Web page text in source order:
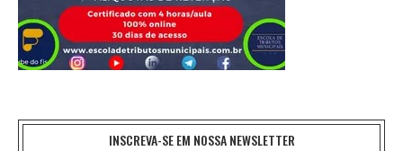
INSCREVA-SE EM NOSSA NEWSLETTER